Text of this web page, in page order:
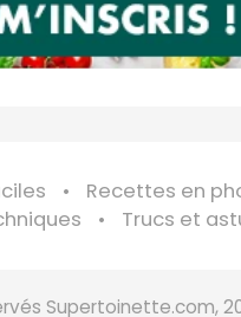
Recettes en
Trucs et
Supertoinette.com,